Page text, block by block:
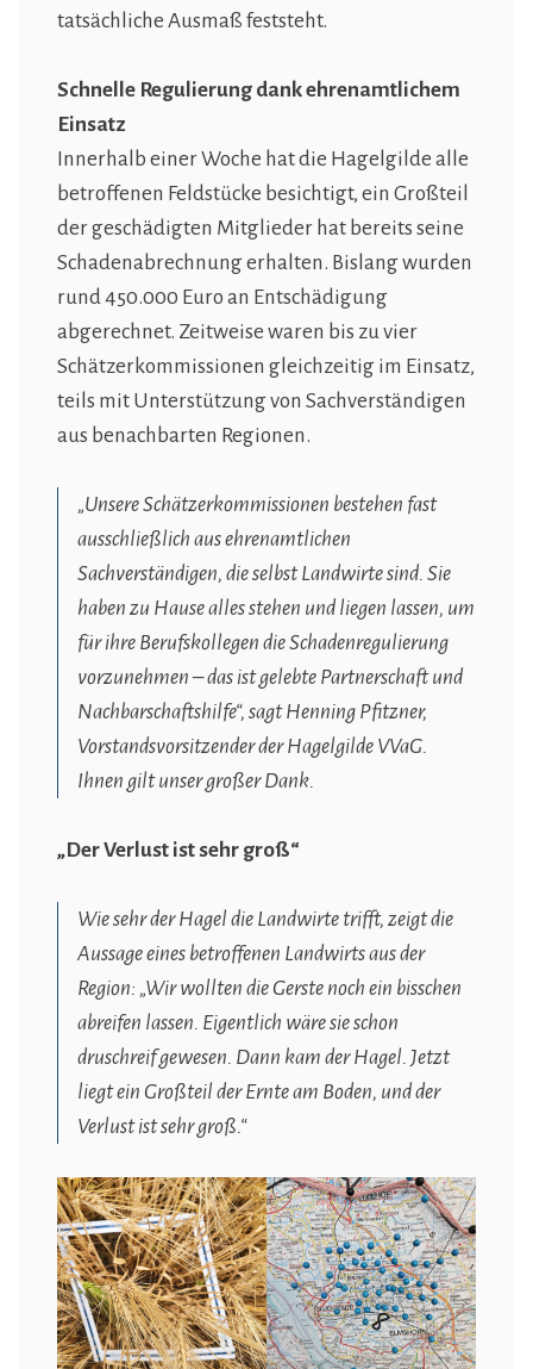
tatsächliche Ausmaß feststeht.
Schnelle Regulierung dank ehrenamtlichem
Einsatz
Innerhalb einer Woche hat die Hagelgilde alle
betroffenen Feldstücke besichtigt, ein Großteil
der geschädigten Mitglieder hat bereits seine
Schadenabrechnung erhalten. Bislang wurden
rund 450.000 Euro an Entschädigung
abgerechnet. Zeitweise waren bis zu vier
Schätzerkommissionen gleichzeitig im Einsatz,
teils mit Unterstützung von Sachverständigen
aus benachbarten Regionen.
„Unsere Schätzerkommissionen bestehen fast
ausschließlich aus ehrenamtlichen
Sachverständigen, die selbst Landwirte sind. Sie
haben zu Hause alles stehen und liegen lassen, um
für ihre Berufskollegen die Schadenregulierung
vorzunehmen – das ist gelebte Partnerschaft und
Nachbarschaftshilfe“, sagt Henning Pfitzner,
Vorstandsvorsitzender der Hagelgilde VVaG.
Ihnen gilt unser großer Dank.
„Der Verlust ist sehr groß“
Wie sehr der Hagel die Landwirte trifft, zeigt die
Aussage eines betroffenen Landwirts aus der
Region: „Wir wollten die Gerste noch ein bisschen
abreifen lassen. Eigentlich wäre sie schon
druschreif gewesen. Dann kam der Hagel. Jetzt
liegt ein Großteil der Ernte am Boden, und der
Verlust ist sehr groß.“